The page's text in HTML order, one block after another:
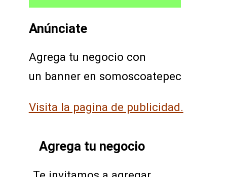
Anúnciate
Agrega tu negocio con
un banner en somoscoatepec
Visita la pagina de publicidad.
Agrega tu negocio